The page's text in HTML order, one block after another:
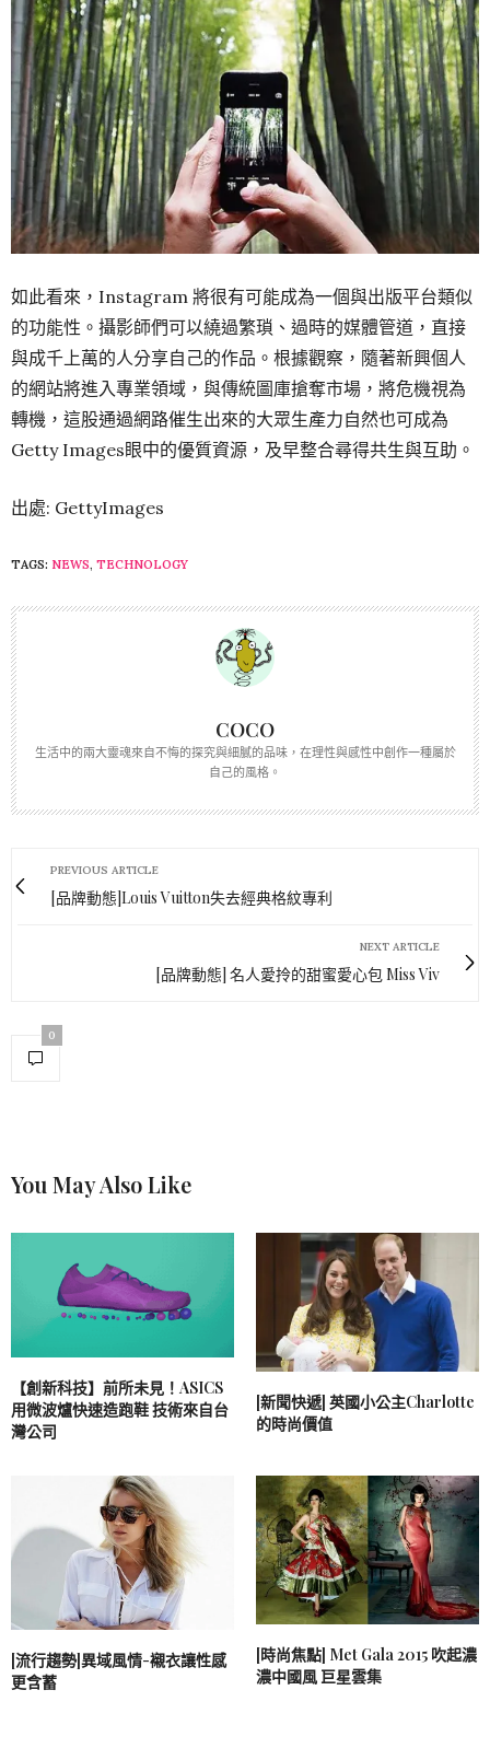
如此看來，Instagram 將很有可能成為一個與出版平台類似
的功能性。攝影師們可以繞過繁瑣、過時的媒體管道，直接
與成千上萬的人分享自己的作品。根據觀察，隨著新興個人
的網站將進入專業領域，與傳統圖庫搶奪市場，將危機視為
轉機，這股通過網路催生出來的大眾生產力自然也可成為
Getty Images眼中的優質資源，及早整合尋得共生與互助。
出處: GettyImages
TAGS: NEWS, TECHNOLOGY
COCO
生活中的兩大靈魂來自不悔的探究與細膩的品味，在理性與感性中創作一種屬於
自己的風格。
PREVIOUS ARTICLE
[品牌動態]Louis Vuitton失去經典格紋專利
NEXT ARTICLE
[品牌動態] 名人愛拎的甜蜜愛心包 Miss Viv
0
You May Also Like
【創新科技】前所未見！ASICS
用微波爐快速造跑鞋 技術來自台
灣公司
[新聞快遞] 英國小公主Charlotte
的時尚價值
[流行趨勢]異域風情-襯衣讓性感
更含蓄
[時尚焦點] Met Gala 2015 吹起濃
濃中國風 巨星雲集